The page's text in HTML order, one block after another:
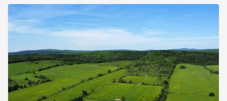
appréciables pour créer un environnement de
travail confortable. Une visite s'